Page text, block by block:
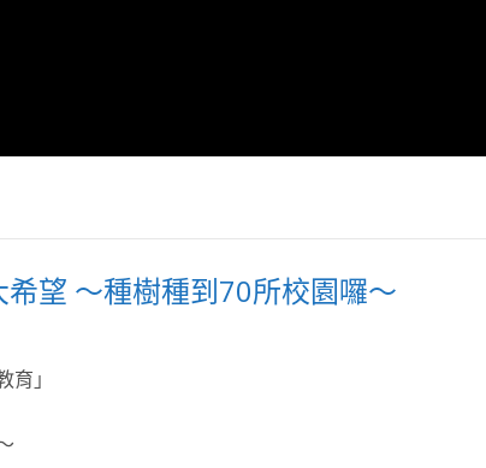
power回饋社會
民世代文化
望 ～種樹種到70所校園囉～
」